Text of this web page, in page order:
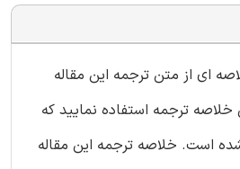
ای از متن ترجمه این مقاله
خلاصه ترجمه استفاده نمایید که
است. خلاصه ترجمه این مقاله